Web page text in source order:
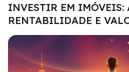
INVESTIR EM IMÓVEIS:
RENTABILIDADE E